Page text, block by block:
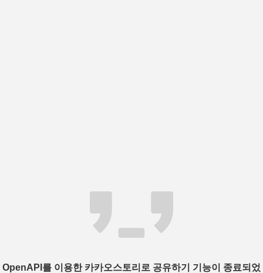
OpenAPI를 이용한 카카오스토리로 공유하기 기능이 종료되었